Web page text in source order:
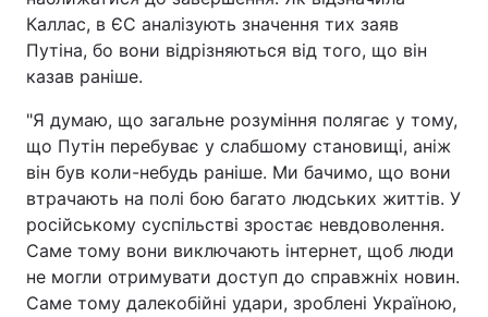
Цікавинки Погода
Екологія
Лонгріди
Відео з Youtube Статті
Інтерв'ю Думки
Вакансії
Каллас, в ЄС аналізують значення тих заяв
Путіна, бо вони відрізняються від того, що він
казав раніше.
"Я думаю, що загальне розуміння полягає у тому,
що Путін перебуває у слабшому становищі, аніж
він був коли-небудь раніше. Ми бачимо, що вони
втрачають на полі бою багато людських життів. У
російському суспільстві зростає невдоволення.
Саме тому вони виключають інтернет, щоб люди
не могли отримувати доступ до справжніх новин.
Саме тому далекобійні удари, зроблені Україною,